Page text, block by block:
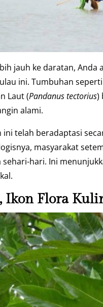
jauh ke daratan, Anda
ini. Tumbuhan
Laut (Pandanus tectorius)
alami.
ini telah beradaptasi
masyarakat
hari. Ini
Ikon Flora